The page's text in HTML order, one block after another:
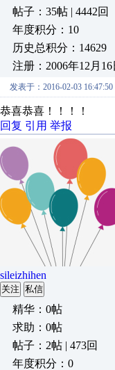
帖子：35帖 | 4442回
年度积分：10
历史总积分：14629
注册：2006年12月16
发表于：2016-02-03 16:47:50
恭喜恭喜！！
回复 引用 举报
sileizhihen
关注 私信
精华：0帖
求助：0帖
帖子：2帖 | 473回
年度积分：0